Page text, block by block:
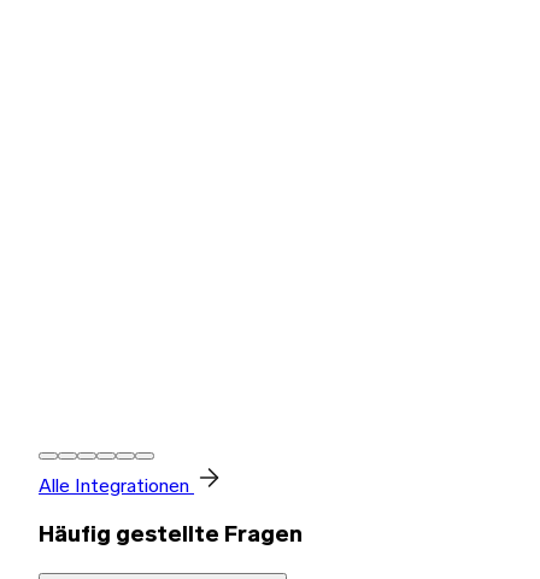
Alle Integrationen
Häufig gestellte Fragen